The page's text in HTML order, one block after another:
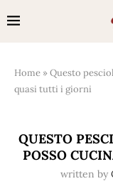
Home »Questo
quasi tutti i giorni
QUESTO
POSSO
written by